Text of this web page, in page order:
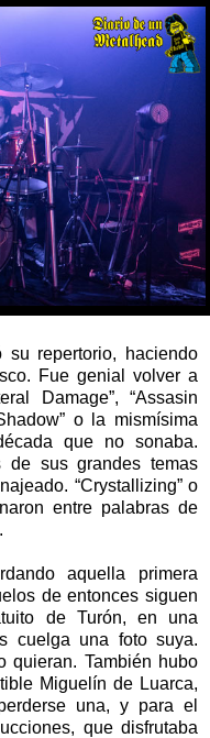
su repertorio, haciendo
Fue genial volver a
Damage”, “Assasin
o la mismísima
que no sonaba.
de sus grandes temas
“Crystallizing” o
entre palabras de
aquella primera
de entonces siguen
de Turón, en una
cuelga una foto suya.
quieran. También hubo
Miguelín de Luarca,
una, y para el
que disfrutaba